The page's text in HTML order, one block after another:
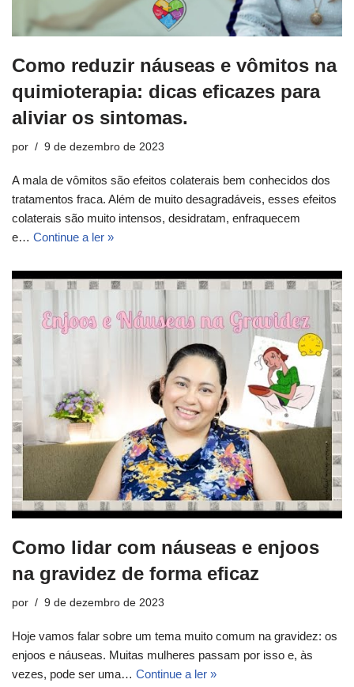
Como reduzir náuseas e vômitos na
quimioterapia: dicas eficazes para
aliviar os sintomas.
por 9 de dezembro de 2023
A mala de vômitos são efeitos colaterais bem conhecidos dos
tratamentos fraca. Além de muito desagradáveis, esses efeitos
colaterais são muito intensos, desidratam, enfraquecem
e… Continue a ler »
Como lidar com náuseas e enjoos
na gravidez de forma eficaz
por 9 de dezembro de 2023
Hoje vamos falar sobre um tema muito comum na gravidez: os
enjoos e náuseas. Muitas mulheres passam por isso e, às
vezes, pode ser uma… Continue a ler »